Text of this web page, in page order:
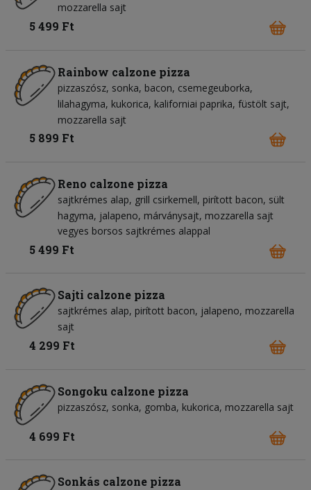
mozzarella sajt
5 499 Ft
Rainbow calzone pizza
pizzaszósz sonka bacon csemegeuborka
lilahagyma kukorica kaliforniai paprika füstölt sajt
mozzarella sajt
5 899 Ft
Reno calzone pizza
sajtkrémes alap grill csirkemell pirított bacon sült
hagyma jalapeno márványsajt mozzarella sajt
vegyes borsos sajtkrémes alappal
5 499 Ft
Sajti calzone pizza
sajtkrémes alap pirított bacon jalapeno mozzarella
sajt
4 299 Ft
Songoku calzone pizza
pizzaszósz sonka gomba kukorica mozzarella sajt
4 699 Ft
Sonkás calzone pizza